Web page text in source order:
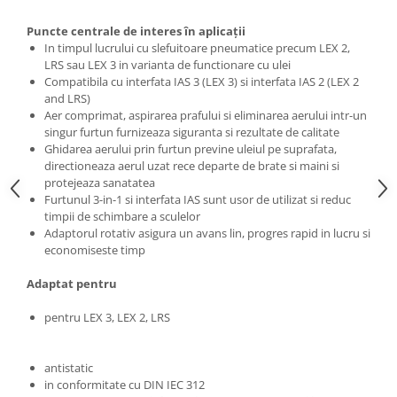
Ferastrau pendular
Ferastrau pentru plinte
Frezare
Masini de frezat
Masini de frezat muchii
Lucrari in pozitie stationara
Circulare cu masa
Ferastrau de retezat
Ferastrau pentru plinte
Masini de slefuit
Slefuitoare cu brat telescopic
Slefuitoare cu excentric
Şlefuitoare de renovare
Mașini de aplicat cant
Ferăstraie
Accesorii acumulator
Accesorii pentru maşini
Mese de lucru cu pneuri din
cauciuc şi mese de lucru
Panze de ferastrau
Sistem de şine de ghidare
Frezare
Accesorii acumulator pentru
maşinile de frezat muchii
Accesorii pentru maşini
Accesorii pentru maşinile de frezat
muchii
Cuțite de freză
Gaurire si insurubare
Accesorii acumulator
Puncte centrale de interes în aplicaţii
In timpul lucrului cu slefuitoare pneumatice precum LEX 2,
LRS sau LEX 3 in varianta de functionare cu ulei
Compatibila cu interfata IAS 3 (LEX 3) si interfata IAS 2 (LEX 2
and LRS)
Aer comprimat, aspirarea prafului si eliminarea aerului intr-un
singur furtun furnizeaza siguranta si rezultate de calitate
Ghidarea aerului prin furtun previne uleiul pe suprafata,
directioneaza aerul uzat rece departe de brate si maini si
protejeaza sanatatea
Furtunul 3-in-1 si interfata IAS sunt usor de utilizat si reduc
timpii de schimbare a sculelor
Adaptorul rotativ asigura un avans lin, progres rapid in lucru si
economiseste timp
Adaptat pentru
pentru LEX 3, LEX 2, LRS
antistatic
in conformitate cu DIN IEC 312